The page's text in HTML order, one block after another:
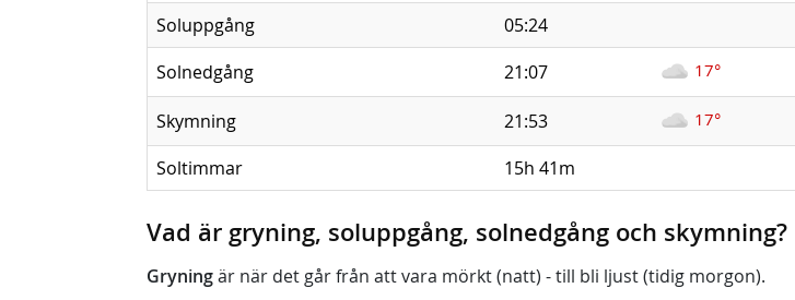
Soluppgång
05:24
Solnedgång
21:07 17°
Skymning 21:53 17°
Soltimmar 15h 41m
Vad är gryning, soluppgång, solnedgång och skymning?
Gryningär när det går från att vara mörkt (natt) - till bli ljust (tidig morgon).